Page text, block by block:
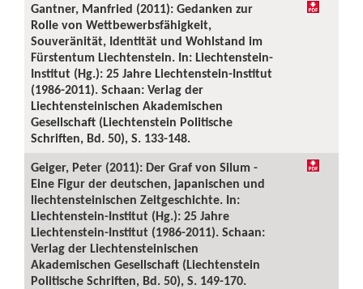
Gantner, Manfried (2011): Gedanken zur
Rolle von Wettbewerbsfähigkeit,
Souveränität, Identität und Wohlstand im
Fürstentum Liechtenstein. In: Liechtenstein-
Institut (Hg.): 25 Jahre Liechtenstein-Institut
(1986-2011). Schaan: Verlag der
Liechtensteinischen Akademischen
Gesellschaft (Liechtenstein Politische
Schriften, Bd. 50), S. 133-148.
Geiger, Peter (2011): Der Graf von Silum -
Eine Figur der deutschen, japanischen und
liechtensteinischen Zeitgeschichte. In:
Liechtenstein-Institut (Hg.): 25 Jahre
Liechtenstein-Institut (1986-2011). Schaan:
Verlag der Liechtensteinischen
Akademischen Gesellschaft (Liechtenstein
Politische Schriften, Bd. 50), S. 149-170.